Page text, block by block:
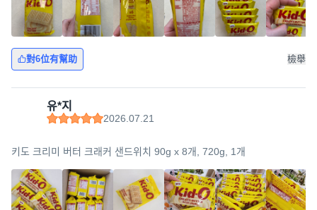
對6位有幫助 檢舉
유*지
2026.07.21
키도 크리미 버터 크래커 샌드위치 90g x 8개, 720g, 1개